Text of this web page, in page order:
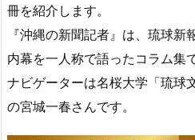
冊を紹介します。
『沖縄の新聞記者』は、琉球
内幕を一人称で語ったコラム集
ナビゲーターは名桜大学「琉球
の宮城一春さんです。